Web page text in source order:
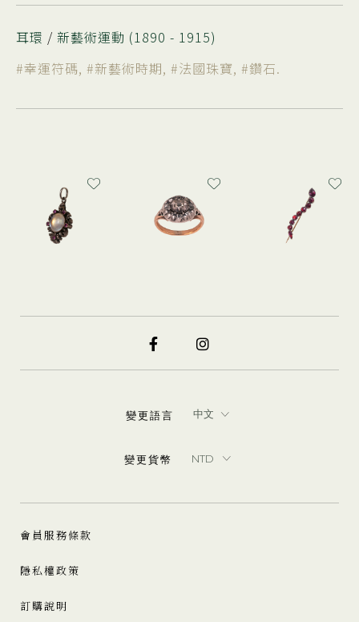
耳環 / 新藝術運動 (1890 - 1915)
#幸運符碼, #新藝術時期, #法國珠寶, #鑽石.
變更語言
變更貨幣
會員服務條款
隱私權政策
訂購說明